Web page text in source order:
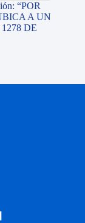
“POR
A UN
DE